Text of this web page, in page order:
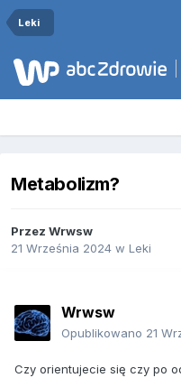
Leki
Metabolizm?
Przez Wrwsw
21 Września 2024 w Leki
Wrwsw
Opublikowano 21
Czy orientujecie się czy po